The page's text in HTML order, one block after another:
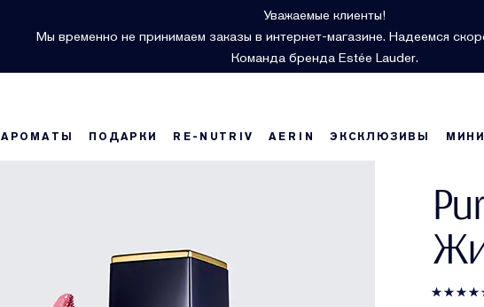
Уважаемые клиенты!
Мы временно не принимаем заказы в интернет-магазине. Надеемся
Команда бренда Estée Lauder.
АРОМАТЫ ПОДАРКИ RE-NUTRIV AERIN ЭКСКЛЮЗИВЫ